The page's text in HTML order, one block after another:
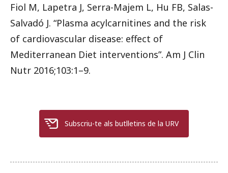
Fiol M, Lapetra J, Serra-Majem L, Hu FB, Salas-
Salvadó J. “Plasma acylcarnitines and the risk
of cardiovascular disease: effect of
Mediterranean Diet interventions”. Am J Clin
Nutr 2016;103:1–9.
Subscriu-te als butlletins de la URV